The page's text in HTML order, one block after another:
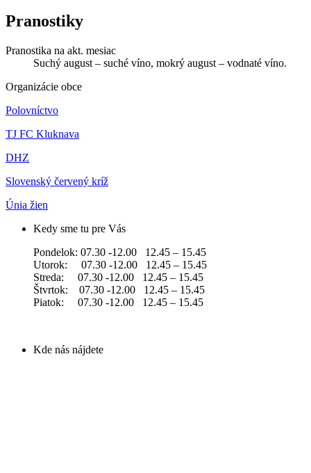
Pranostiky
Pranostika na akt. mesiac
Suchý august – suché víno, mokrý august – vodnaté víno.
Organizácie obce
Polovníctvo
TJ FC Kluknava
DHZ
Slovenský červený kríž
Únia žien
Kedy sme tu pre Vás
Pondelok: 07.30 -12.00 12.45 – 15.45
Utorok: 07.30 -12.00 12.45 – 15.45
Streda: 07.30 -12.00 12.45 – 15.45
Štvrtok: 07.30 -12.00 12.45 – 15.45
Piatok: 07.30 -12.00 12.45 – 15.45
Kde nás nájdete